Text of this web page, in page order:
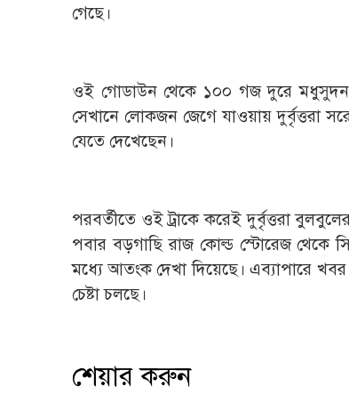
গেছে।
ওই গোডাউন থেকে ১০০ গজ দুরে মধুসুদনপুর
সেখানে লোকজন জেগে যাওয়ায় দুর্বৃত্তরা
যেতে দেখেছেন।
পরবর্তীতে ওই ট্রাকে করেই দুর্বৃত্তরা
পবার বড়গাছি রাজ কোল্ড স্টোরেজ থেকে
মধ্যে আতংক দেখা দিয়েছে। এব্যাপারে খবর
চেষ্টা চলছে।
শেয়ার করুন